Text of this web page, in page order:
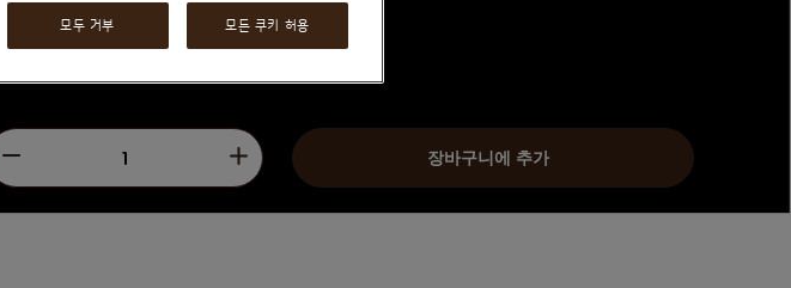
₩20,000
줄이기 늘리기 장바구니에 추가
모두 거부 모든 쿠키 허용